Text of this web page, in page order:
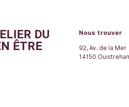
DU
ÊTRE
Nous trouver
92, Av. de la Mer
14150